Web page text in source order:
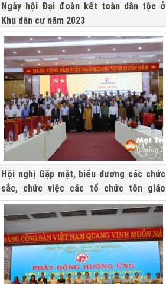
Ngày hội Đại đoàn kết toàn dân tộc ở
Khu dân cư năm 2023
Hội nghị Gặp mặt, biểu dương các chức
sắc, chức việc các tổ chức tôn giáo
tham gia thực hiện các cuộc vận động,
các phong trào thi đua yêu nước